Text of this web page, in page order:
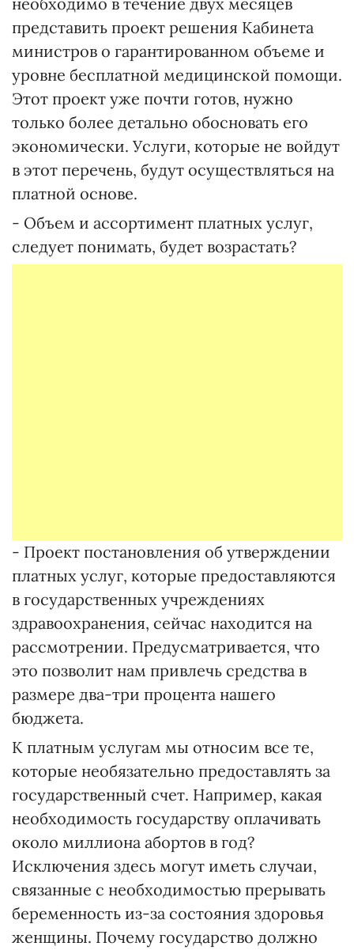
представить проект решения Кабинета
министров о гарантированном объеме и
уровне бесплатной медицинской помощи.
Этот проект уже почти готов, нужно
только более детально обосновать его
экономически. Услуги, которые не войдут
в этот перечень, будут осуществляться на
платной основе.
- Объем и ассортимент платных услуг,
следует понимать, будет возрастать?
- Проект постановления об утверждении
платных услуг, которые предоставляются
в государственных учреждениях
здравоохранения, сейчас находится на
рассмотрении. Предусматривается, что
это позволит нам привлечь средства в
размере два-три процента нашего
бюджета.
К платным услугам мы относим все те,
которые необязательно предоставлять за
государственный счет. Например, какая
необходимость государству оплачивать
около миллиона абортов в год?
Исключения здесь могут иметь случаи,
связанные с необходимостью прерывать
беременность из-за состояния здоровья
женщины. Почему государство должно